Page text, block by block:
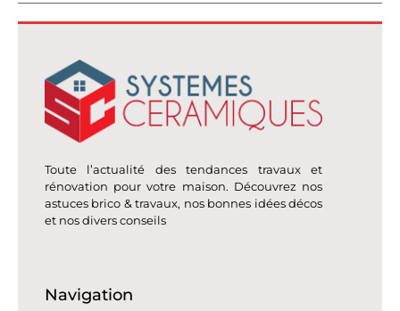
Toute l’actualité des tendances travaux et
rénovation pour votre maison. Découvrez nos
astuces brico & travaux, nos bonnes idées décos
et nos divers conseils
Navigation